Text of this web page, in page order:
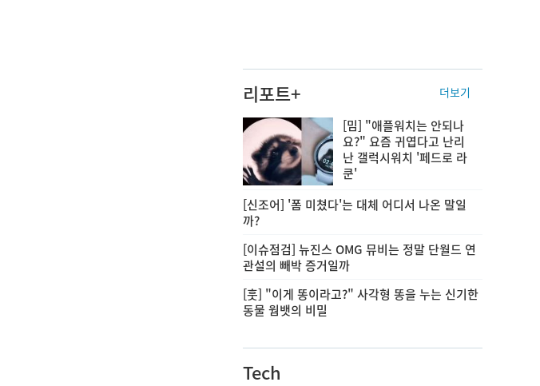
리포트+ 더보기
[밈] "애플워치는 안되나
요?" 요즘 귀엽다고 난리
난 갤럭시워치 '페드로 라
쿤'
[신조어] '폼 미쳤다'는 대체 어디서 나온 말일
까?
[이슈점검] 뉴진스 OMG 뮤비는 정말 단월드 연
관설의 빼박 증거일까
[훗] "이게 똥이라고?" 사각형 똥을 누는 신기한
동물 웜뱃의 비밀
Tech